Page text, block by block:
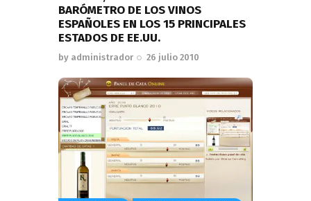
BARÓMETRO DE LOS VINOS
ESPAÑOLES EN LOS 15 PRINCIPALES
ESTADOS DE EE.UU.
by administrador 26 julio 2010